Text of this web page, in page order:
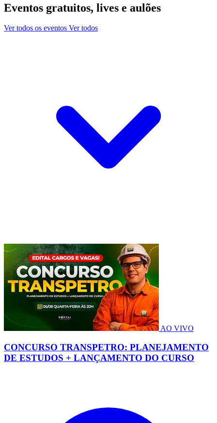
Eventos gratuitos, lives e aulões
Ver todos os eventos Ver todos
AO VIVO
CONCURSO TRANSPETRO: PLANEJAMENTO
DE ESTUDOS + LANÇAMENTO DO CURSO